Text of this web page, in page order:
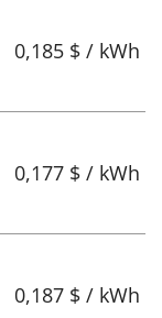
0,185 $ / kWh
0,177 $ / kWh
0,187 $ / kWh